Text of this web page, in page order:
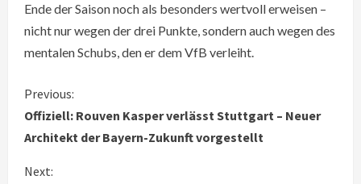
Ende der Saison noch als besonders wertvoll erweisen –
nicht nur wegen der drei Punkte, sondern auch wegen des
mentalen Schubs, den er dem VfB verleiht.
C
o
n
Previous:
Offiziell: Rouven Kasper verlässt Stuttgart – Neuer
Architekt der Bayern-Zukunft vorgestellt
Next: